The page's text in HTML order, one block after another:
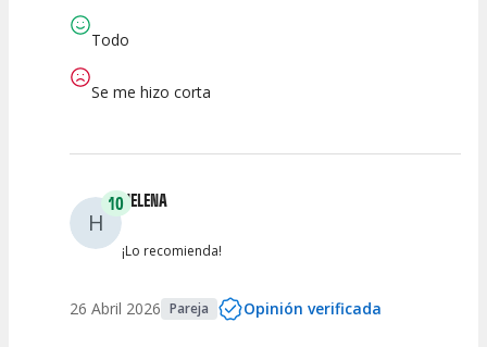
Todo
Se me hizo corta
H
10HELENA
¡Lo recomienda!
26 Abril 2026 Pareja Opinión verificada